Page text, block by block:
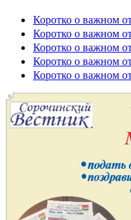
Коротко о важном
Коротко о важном
Коротко о важном
Коротко о важном
Коротко о важном